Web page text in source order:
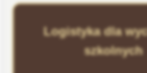
Logistyka dla
szkolnych